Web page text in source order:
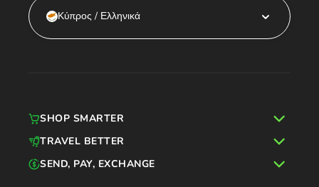
Κύπρος / Ελληνικά
SHOP SMARTER
TRAVEL BETTER
SEND, PAY, EXCHANGE